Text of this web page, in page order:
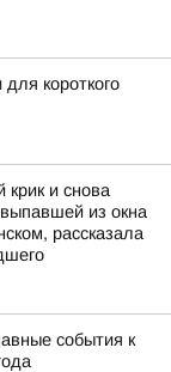
короткого
и снова
из окна
рассказала
события к